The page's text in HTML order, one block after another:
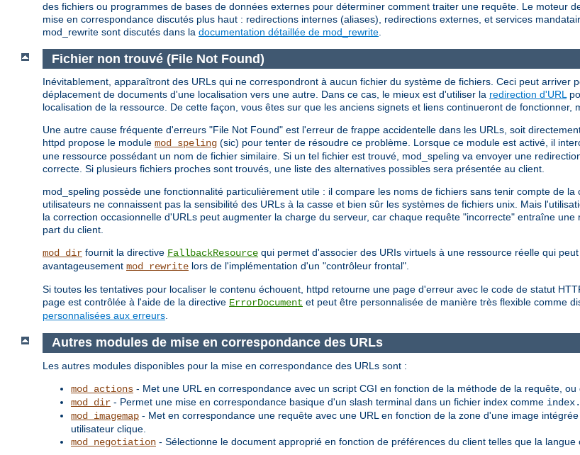
des fichiers ou programmes de bases de données externes pour déterminer comment traiter une requête. Le moteur
mise en correspondance discutés plus haut : redirections internes (aliases), redirections externes, et services
mod_rewrite sont discutés dans la documentation détaillée de mod_rewrite
Fichier non trouvé (File Not Found)
Inévitablement, apparaîtront des URLs qui ne correspondront à aucun fichier du système de fichiers. Ceci peut arriver
déplacement de documents d'une localisation vers une autre. Dans ce cas, le mieux est d'utiliser la redirection d'URL
localisation de la ressource. De cette façon, vous êtes sur que les anciens signets et liens continueront de fonctionner,
Une autre cause fréquente d'erreurs "File Not Found" est l'erreur de frappe accidentelle dans les URLs, soit
httpd propose le module mod_speling (sic) pour tenter de résoudre ce problème. Lorsque ce module est activé, il
une ressource possédant un nom de fichier similaire. Si un tel fichier est trouvé, mod_speling va envoyer une
correcte. Si plusieurs fichiers proches sont trouvés, une liste des alternatives possibles sera présentée au client.
mod_speling possède une fonctionnalité particulièrement utile : il compare les noms de fichiers sans tenir compte de
utilisateurs ne connaissent pas la sensibilité des URLs à la casse et bien sûr les systèmes de fichiers unix. Mais
la correction occasionnelle d'URLs peut augmenter la charge du serveur, car chaque requête "incorrecte" entraîne
part du client.
mod_dir fournit la directive FallbackResource qui permet d'associer des URIs virtuels à une ressource réelle qui
avantageusement mod_rewrite lors de l'implémentation d'un "contrôleur frontal".
Si toutes les tentatives pour localiser le contenu échouent, httpd retourne une page d'erreur avec le code de statut
page est contrôlée à l'aide de la directive ErrorDocument et peut être personnalisée de manière très flexible comme
personnalisées aux erreurs.
Autres modules de mise en correspondance des URLs
Les autres modules disponibles pour la mise en correspondance des URLs sont :
mod_actions - Met une URL en correspondance avec un script CGI en fonction de la méthode de la requête, ou
mod_dir - Permet une mise en correspondance basique d'un slash terminal dans un fichier index comme
mod_imagemap - Met en correspondance une requête avec une URL en fonction de la zone d'une image
utilisateur clique.
mod_negotiation - Sélectionne le document approprié en fonction de préférences du client telles que la langue